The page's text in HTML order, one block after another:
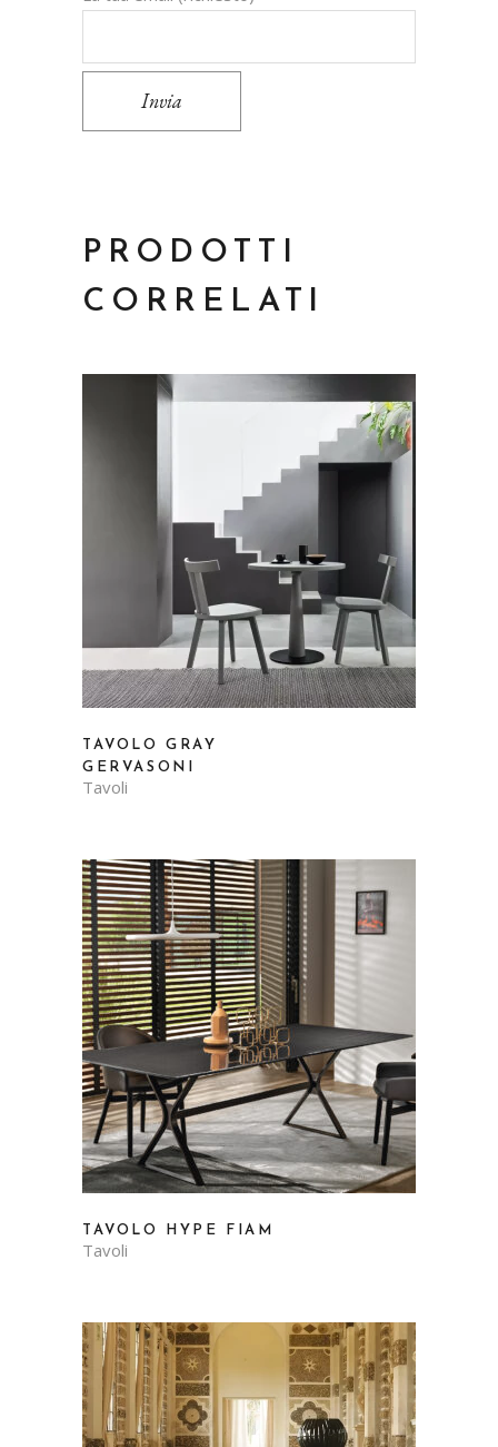
Invia
PRODOTTI
CORRELATI
TAVOLO GRAY
GERVASONI
Tavoli
TAVOLO HYPE FIAM
Tavoli